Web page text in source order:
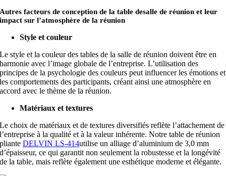
Autres facteurs de conception de latable desalle de réunion et leur
impact sur l’atmosphère de la réunion
Style et couleur
Le style et la couleur des tables de la salle de réunion doivent être en
harmonie avec l’image globale de l’entreprise. L’utilisation des
principes de la psychologie des couleurs peut influencer les émotions et
les comportements des participants, créant ainsi une atmosphère en
accord avec le thème de la réunion.
Matériaux et textures
Le choix de matériaux et de textures diversifiés reflète l’attachement de
l’entreprise à la qualité et à la valeur inhérente. Notre table de réunion
plianteDELVIN LS-414utilise un alliage d’aluminium de 3,0 mm
d’épaisseur, ce qui garantit non seulement la robustesse et la longévité
de la table, mais reflète également une esthétique moderne et élégante.